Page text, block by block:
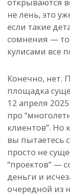
не лень, это
если такие
сомнения — то
кулисами все
Конечно, нет.
площадка
12 апреля
про
клиентов”. Но
вы пытаетесь
просто не
“проектов” —
деньги и
очередной из